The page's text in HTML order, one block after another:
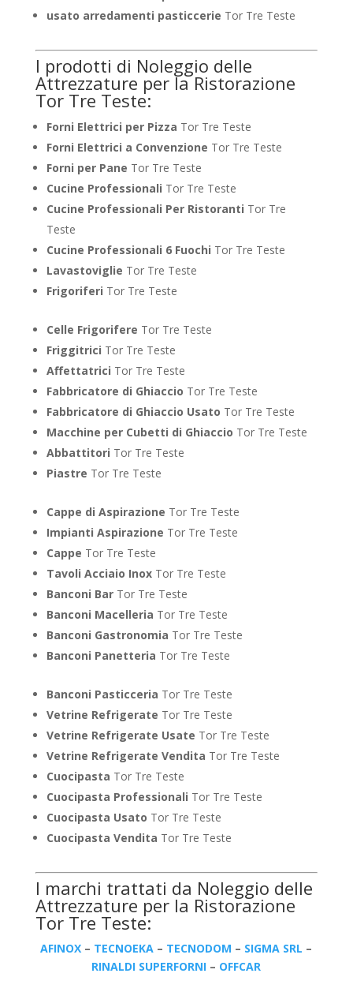
usato arredamenti pasticcerie Tor Tre Teste
I prodotti di Noleggio delle
Attrezzature per la Ristorazione
Tor Tre Teste:
Forni Elettrici per Pizza Tor Tre Teste
Forni Elettrici a Convenzione Tor Tre Teste
Forni per Pane Tor Tre Teste
Cucine Professionali Tor Tre Teste
Cucine Professionali Per Ristoranti Tor Tre
Teste
Cucine Professionali 6 Fuochi Tor Tre Teste
Lavastoviglie Tor Tre Teste
Frigoriferi Tor Tre Teste
Celle Frigorifere Tor Tre Teste
Friggitrici Tor Tre Teste
Affettatrici Tor Tre Teste
Fabbricatore di Ghiaccio Tor Tre Teste
Fabbricatore di Ghiaccio Usato Tor Tre Teste
Macchine per Cubetti di Ghiaccio Tor Tre Teste
Abbattitori Tor Tre Teste
Piastre Tor Tre Teste
Cappe di Aspirazione Tor Tre Teste
Impianti Aspirazione Tor Tre Teste
Cappe Tor Tre Teste
Tavoli Acciaio Inox Tor Tre Teste
Banconi Bar Tor Tre Teste
Banconi Macelleria Tor Tre Teste
Banconi Gastronomia Tor Tre Teste
Banconi Panetteria Tor Tre Teste
Banconi Pasticceria Tor Tre Teste
Vetrine Refrigerate Tor Tre Teste
Vetrine Refrigerate Usate Tor Tre Teste
Vetrine Refrigerate Vendita Tor Tre Teste
Cuocipasta Tor Tre Teste
Cuocipasta Professionali Tor Tre Teste
Cuocipasta Usato Tor Tre Teste
Cuocipasta Vendita Tor Tre Teste
I marchi trattati da Noleggio delle
Attrezzature per la Ristorazione
Tor Tre Teste:
AFINOX – TECNOEKA – TECNODOM – SIGMA SRL –
RINALDI SUPERFORNI – OFFCAR